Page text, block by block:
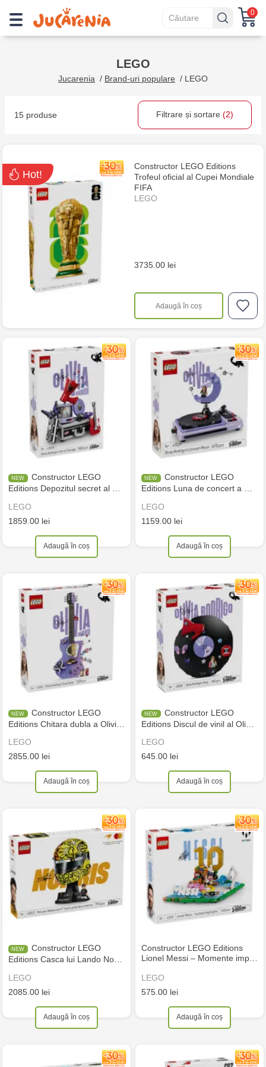
0
LEGO
Jucarenia / Brand-uri populare / LEGO
15 produse Filtrare și sortare (2)
Hot!
Constructor LEGO Editions
Trofeul oficial al Cupei Mondiale
FIFA
LEGO
3735.00 lei
Adaugă în coș
Constructor LEGO
Editions Depozitul secret al …
LEGO
1859.00 lei
Adaugă în coș
Constructor LEGO
Editions Luna de concert a …
LEGO
1159.00 lei
Adaugă în coș
Constructor LEGO
Editions Chitara dubla a Olivi…
LEGO
2855.00 lei
Adaugă în coș
Constructor LEGO
Editions Discul de vinil al Oli…
LEGO
645.00 lei
Adaugă în coș
Constructor LEGO
Editions Casca lui Lando No…
LEGO
2085.00 lei
Adaugă în coș
Constructor LEGO Editions
Lionel Messi – Momente imp…
LEGO
575.00 lei
Adaugă în coș